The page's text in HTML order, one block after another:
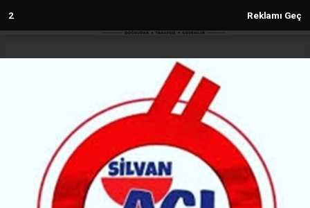
1 Reklamı Geç
Gözler 12’inci Yargı Paketi’nde: Af
gelecek mi?
GÜNDEM
(H M) - Haber Merkezi | 31.03.2026 - 13:32, Güncelleme: 31.03.2026 - 13:32
45869+ kez okundu.